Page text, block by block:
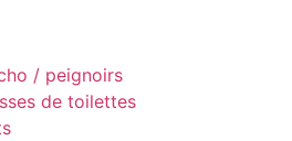
/ peignoirs
de toilettes